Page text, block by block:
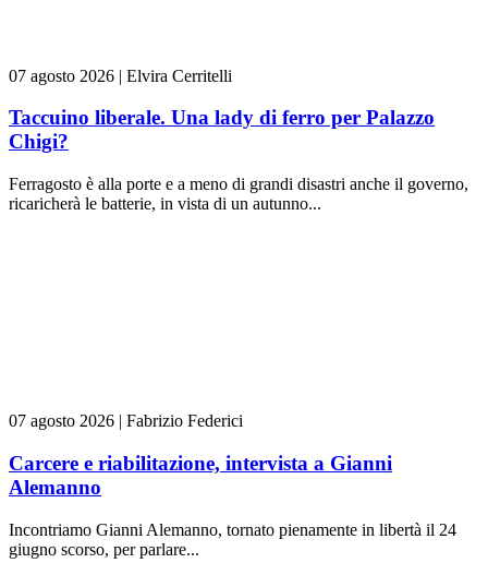
07 agosto 2026 | Elvira Cerritelli
Taccuino liberale. Una lady di ferro per Palazzo
Chigi?
Ferragosto è alla porte e a meno di grandi disastri anche il governo,
ricaricherà le batterie, in vista di un autunno...
07 agosto 2026 | Fabrizio Federici
Carcere e riabilitazione, intervista a Gianni
Alemanno
Incontriamo Gianni Alemanno, tornato pienamente in libertà il 24
giugno scorso, per parlare...